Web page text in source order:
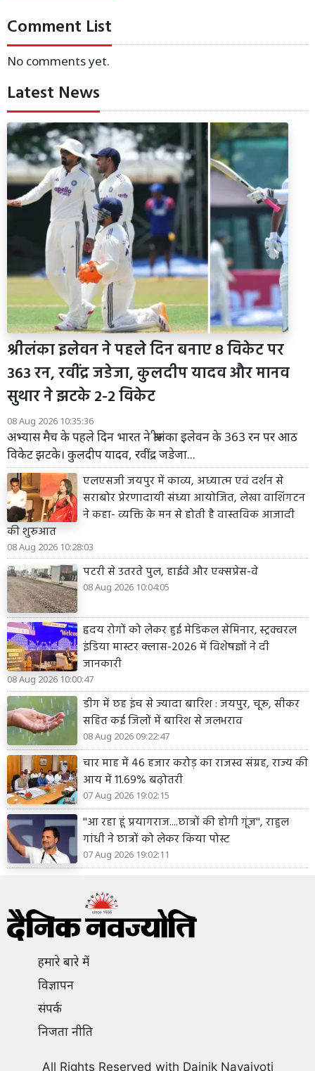
Comment List
No comments yet.
Latest News
श्रीलंका इलेवन ने पहले दिन बनाए 8 विकेट पर
363 रन, रवींद्र जडेजा, कुलदीप यादव और मानव
सुथार ने झटके 2-2 विकेट
08 Aug 2026 10:35:36
अभ्यास मैच के पहले दिन भारत ने श्रीलंका इलेवन के 363 रन पर आठ
विकेट झटके। कुलदीप यादव, रवींद्र जडेजा...
एलएसजी जयपुर में काव्य, अध्यात्म एवं दर्शन से
सराबोर प्रेरणादायी संध्या आयोजित, लेखा वाशिंगटन
ने कहा- व्यक्ति के मन से होती है वास्तविक आजादी
की शुरुआत
08 Aug 2026 10:28:03
पटरी से उतरते पुल, हाईवे और एक्सप्रेस-वे
08 Aug 2026 10:04:05
हृदय रोगों को लेकर हुई मेडिकल सेमिनार, स्ट्रक्चरल
इंडिया मास्टर क्लास-2026 में विशेषज्ञों ने दी
जानकारी
08 Aug 2026 10:00:47
डीग में छह इंच से ज्यादा बारिश : जयपुर, चूरू, सीकर
सहित कई जिलों में बारिश से जलभराव
08 Aug 2026 09:22:47
चार माह में 46 हजार करोड़ का राजस्व संग्रह, राज्य की
आय में 11.69% बढ़ोतरी
07 Aug 2026 19:02:15
''आ रहा हूं प्रयागराज....छात्रों की होगी गूंज'', राहुल
गांधी ने छात्रों को लेकर किया पोस्ट
07 Aug 2026 19:02:11
हमारे बारे में
विज्ञापन
संपर्क
निजता नीति
All Rights Reserved with Dainik Navajyoti